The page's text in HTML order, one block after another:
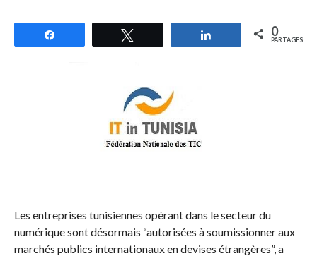
Partagez 0
PARTAGES
Les entreprises tunisiennes opérant dans le secteur du
numérique sont désormais “autorisées à soumissionner aux
marchés publics internationaux en devises étrangères”, a